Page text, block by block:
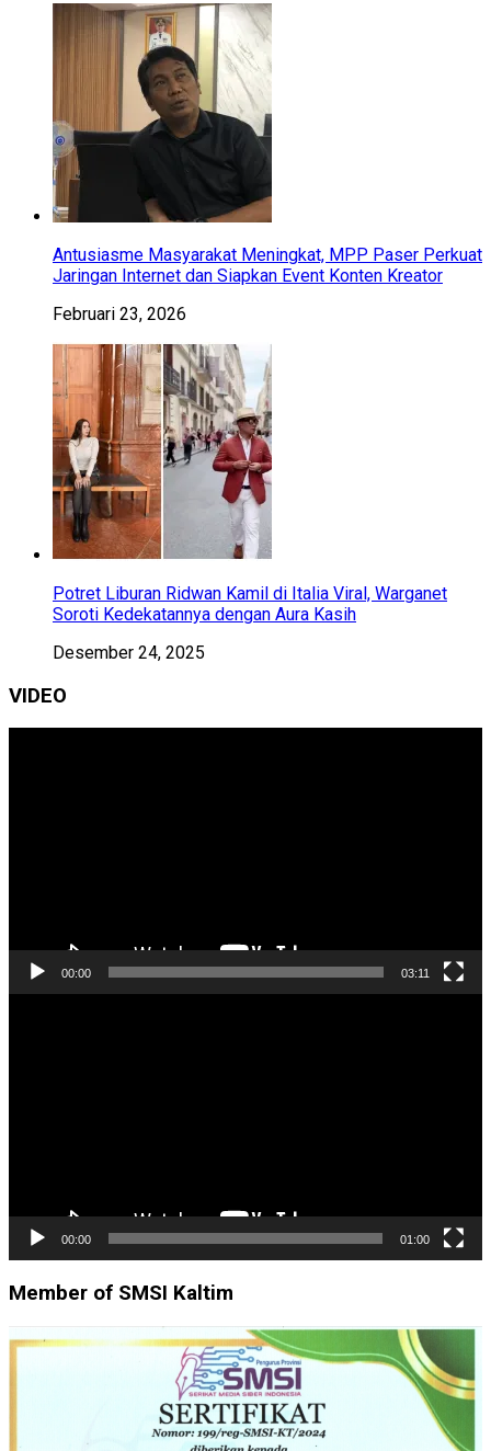
Antusiasme Masyarakat Meningkat, MPP Paser Perkuat
Jaringan Internet dan Siapkan Event Konten Kreator
Februari 23, 2026
Potret Liburan Ridwan Kamil di Italia Viral, Warganet
Soroti Kedekatannya dengan Aura Kasih
Desember 24, 2025
VIDEO
00:00 03:11
00:00 01:00
Member of SMSI Kaltim